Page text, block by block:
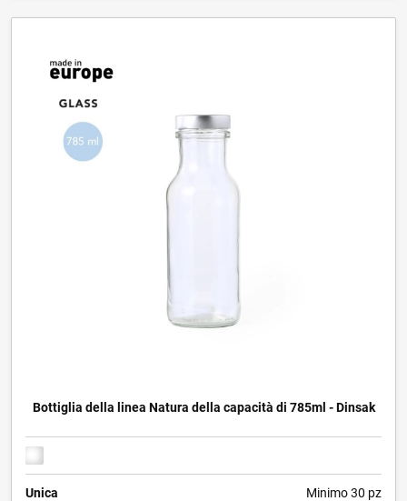
Bottiglia della linea Natura della capacità di 785ml - Dinsak
Unica Minimo 30 pz